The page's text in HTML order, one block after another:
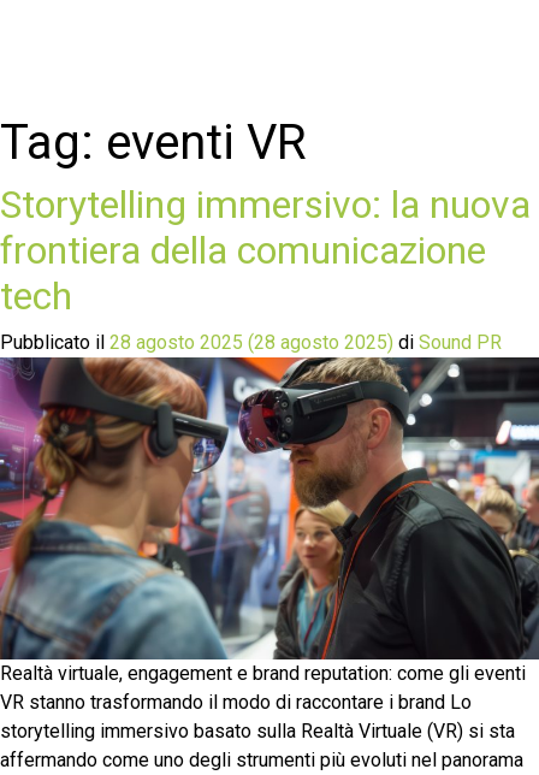
Tag: eventi VR
Storytelling immersivo: la nuova
frontiera della comunicazione
tech
Pubblicato il 28 agosto 2025 (28 agosto 2025) di Sound PR
Realtà virtuale, engagement e brand reputation: come gli eventi
VR stanno trasformando il modo di raccontare i brand Lo
storytelling immersivo basato sulla Realtà Virtuale (VR) si sta
affermando come uno degli strumenti più evoluti nel panorama